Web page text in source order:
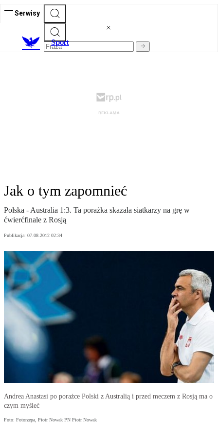
Serwisy
Sport
Jak o tym zapomnieć
Polska - Australia 1:3. Ta porażka skazała siatkarzy na grę w
ćwierćfinale z Rosją
Publikacja: 07.08.2012 02:34
Andrea Anastasi po porażce Polski z Australią i przed meczem z Rosją ma o
czym myśleć
Foto: Fotorzepa, Piotr Nowak PN Piotr Nowak